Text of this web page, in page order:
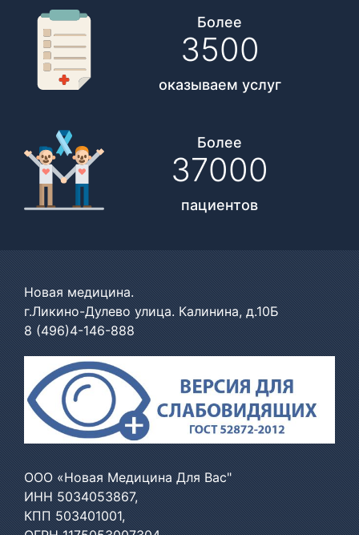
Более
3500
оказываем услуг
Более
37000
пациентов
Новая медицина.
г.Ликино-Дулево улица. Калинина, д.10Б
8 (496)4-146-888
ООО «Новая Медицина Для Вас"
ИНН 5034053867,
КПП 503401001,